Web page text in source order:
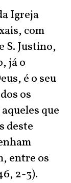
Igreja
com
S. Justino,
já o
é o seu
os
que
deste
entre os
2-3).